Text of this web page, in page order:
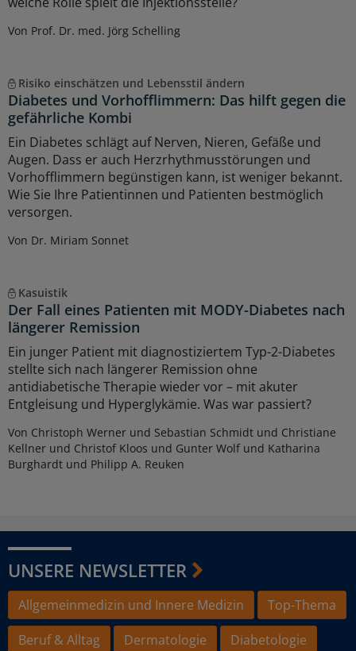
Von Prof. Dr. med. Jörg Schelling
Risiko einschätzen und Lebensstil ändern
Diabetes und Vorhofflimmern: Das hilft gegen die
gefährliche Kombi
Ein Diabetes schlägt auf Nerven, Nieren, Gefäße und
Augen. Dass er auch Herzrhythmusstörungen und
Vorhofflimmern begünstigen kann, ist weniger bekannt.
Wie Sie Ihre Patientinnen und Patienten bestmöglich
versorgen.
Von Dr. Miriam Sonnet
Kasuistik
Der Fall eines Patienten mit MODY-Diabetes nach
längerer Remission
Ein junger Patient mit diagnostiziertem Typ-2-Diabetes
stellte sich nach längerer Remission ohne
antidiabetische Therapie wieder vor – mit akuter
Entgleisung und Hyperglykämie. Was war passiert?
Von Christoph Werner und Sebastian Schmidt und Christiane
Kellner und Christof Kloos und Gunter Wolf und Katharina
Burghardt und Philipp A. Reuken
UNSERE NEWSLETTER
Allgemeinmedizin und Innere Medizin
Top-Thema
Beruf & Alltag
Dermatologie
Diabetologie